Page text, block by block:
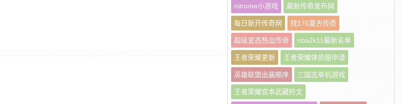
nitrome小游戏 最新传奇发布网
每日新开传奇网 找176复古传奇
超级变态热血传奇 nba2k11最新名单
王者荣耀更新 王者荣耀体验服申请
英雄联盟出装顺序 三国志单机游戏
王者荣耀宫本武藏符文